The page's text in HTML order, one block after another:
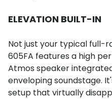
ELEVATION BUILT-IN
Not just your typical full-
605FA features a high
Atmos speaker
enveloping soundstage.
setup that virtually